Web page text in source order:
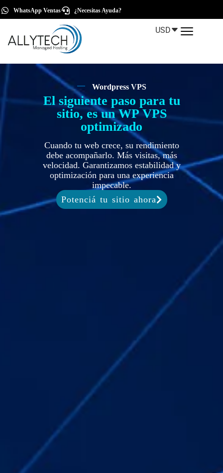
WhatsApp Ventas ¿Necesitas Ayuda?
USD
Wordpress VPS
El siguiente paso para tu
sitio, es un WP VPS
optimizado
Cuando tu web crece, su rendimiento
debe acompañarlo. Más visitas, más
velocidad. Garantizamos estabilidad y
optimización para una experiencia
impecable.
Potenciá tu sitio ahora